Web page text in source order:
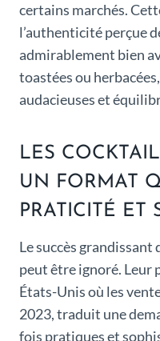
certains marchés.
l’authenticité perçue
admirablement bien
toastées ou
audacieuses et
LES
UN FORMAT
PRATICITÉ ET
Le succès grandissant
peut être ignoré. Leur
États-Unis où les
2023, traduit une
fois pratiques et